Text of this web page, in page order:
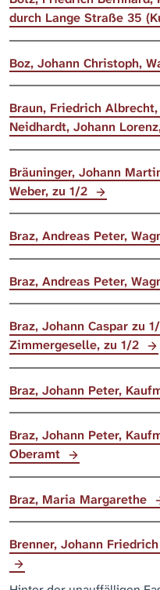
durch Lange Straße 35
Boz, Johann Christoph,
Braun, Friedrich
Neidhardt, Johann
Bräuninger, Johann
Weber, zu 1/2
Braz, Andreas Peter,
Braz, Andreas Peter,
Braz, Johann Caspar zu
Zimmergeselle, zu 1/2
Braz, Johann Peter,
Braz, Johann Peter,
Oberamt
Braz, Maria Margarethe
Brenner, Johann